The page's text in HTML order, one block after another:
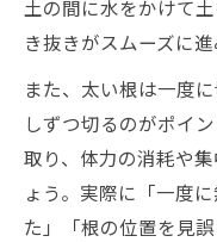
土の間に水をかけて
き抜きがスムーズに進
また、太い根は一度
しずつ切るのがポイ
取り、体力の消耗や
ょう。実際に「一度
た」「根の位置を見